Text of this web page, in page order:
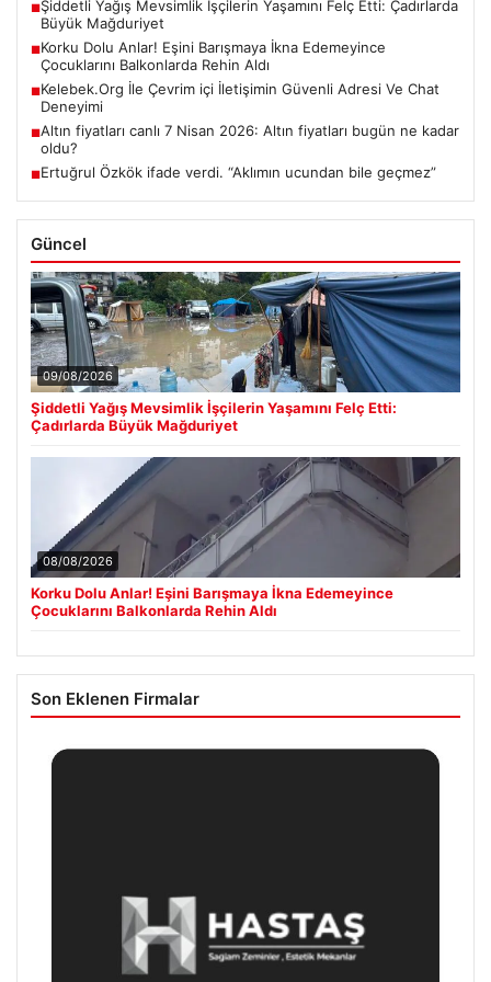
■Şiddetli Yağış Mevsimlik İşçilerin Yaşamını Felç Etti: Çadırlarda
Büyük Mağduriyet
■Korku Dolu Anlar! Eşini Barışmaya İkna Edemeyince
Çocuklarını Balkonlarda Rehin Aldı
■Kelebek.Org İle Çevrim içi İletişimin Güvenli Adresi Ve Chat
Deneyimi
■Altın fiyatları canlı 7 Nisan 2026: Altın fiyatları bugün ne kadar
oldu?
■Ertuğrul Özkök ifade verdi. “Aklımın ucundan bile geçmez”
Güncel
09/08/2026
Şiddetli Yağış Mevsimlik İşçilerin Yaşamını Felç Etti:
Çadırlarda Büyük Mağduriyet
08/08/2026
Korku Dolu Anlar! Eşini Barışmaya İkna Edemeyince
Çocuklarını Balkonlarda Rehin Aldı
Son Eklenen Firmalar